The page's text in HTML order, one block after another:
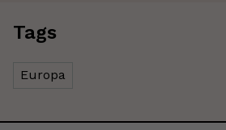
Tags
Europa